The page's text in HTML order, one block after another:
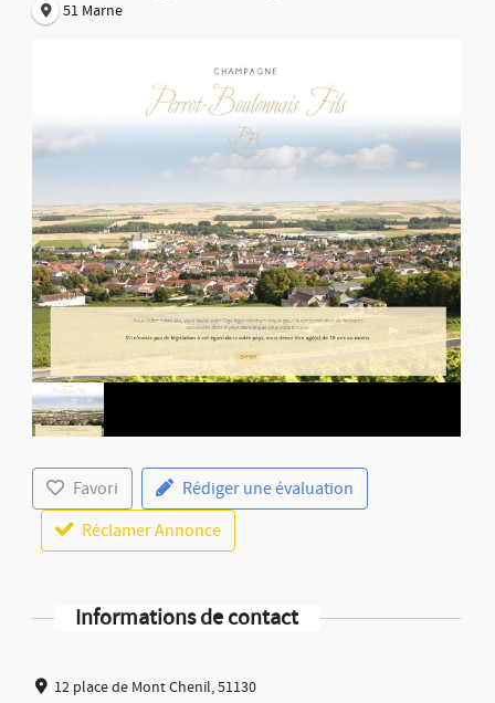
51 Marne
Favori
Rédiger une évaluation
Réclamer Annonce
Informations de contact
12 place de Mont Chenil, 51130